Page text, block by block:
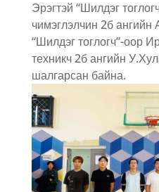
Эрэгтэй “Шилдэг
чимэглэлчин 2б ангийн
“Шилдэг тоглогч”-оор
техникч 2б ангийн
шалгарсан байна.